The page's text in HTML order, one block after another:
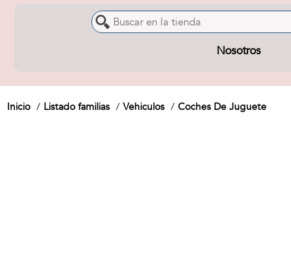
Nosotros
Inicio Listado familias Vehiculos Coches De Juguete